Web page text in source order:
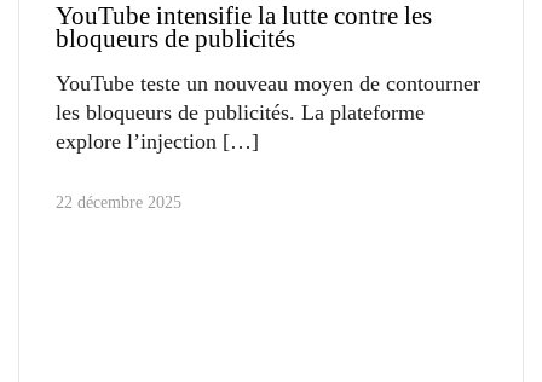
YouTube intensifie la lutte contre les
bloqueurs de publicités
YouTube teste un nouveau moyen de contourner
les bloqueurs de publicités. La plateforme
explore l’injection
22 décembre 2025